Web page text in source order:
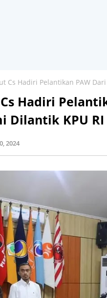
Cs Hadiri Pelantikan PAW
Hadiri
Dilantik KPU RI
2024